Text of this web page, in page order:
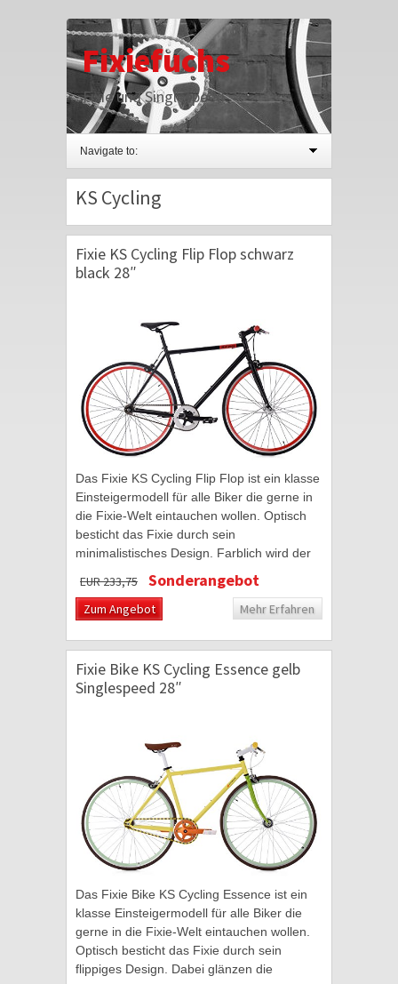
Fixiefuchs
Fixie und Singlespeed
Navigate to:
KS Cycling
Fixie KS Cycling Flip Flop schwarz
black 28″
Das Fixie KS Cycling Flip Flop ist ein klasse
Einsteigermodell für alle Biker die gerne in
die Fixie-Welt eintauchen wollen. Optisch
besticht das Fixie durch sein
minimalistisches Design. Farblich wird der
schwarze Hochglanzlack mit rot
gehaltenen...
EUR 233,75 Sonderangebot
Zum Angebot Mehr Erfahren
Fixie Bike KS Cycling Essence gelb
Singlespeed 28″
Das Fixie Bike KS Cycling Essence ist ein
klasse Einsteigermodell für alle Biker die
gerne in die Fixie-Welt eintauchen wollen.
Optisch besticht das Fixie durch sein
flippiges Design. Dabei glänzen die